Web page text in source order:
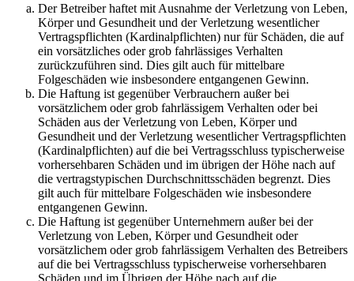
Der Betreiber haftet mit Ausnahme der Verletzung von Leben,
Körper und Gesundheit und der Verletzung wesentlicher
Vertragspflichten (Kardinalpflichten) nur für Schäden, die auf
ein vorsätzliches oder grob fahrlässiges Verhalten
zurückzuführen sind. Dies gilt auch für mittelbare
Folgeschäden wie insbesondere entgangenen Gewinn.
Die Haftung ist gegenüber Verbrauchern außer bei
vorsätzlichem oder grob fahrlässigem Verhalten oder bei
Schäden aus der Verletzung von Leben, Körper und
Gesundheit und der Verletzung wesentlicher Vertragspflichten
(Kardinalpflichten) auf die bei Vertragsschluss typischerweise
vorhersehbaren Schäden und im übrigen der Höhe nach auf
die vertragstypischen Durchschnittsschäden begrenzt. Dies
gilt auch für mittelbare Folgeschäden wie insbesondere
entgangenen Gewinn.
Die Haftung ist gegenüber Unternehmern außer bei der
Verletzung von Leben, Körper und Gesundheit oder
vorsätzlichem oder grob fahrlässigem Verhalten des Betreibers
auf die bei Vertragsschluss typischerweise vorhersehbaren
Schäden und im Übrigen der Höhe nach auf die